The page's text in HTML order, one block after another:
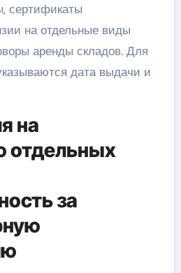
сертификаты
на отдельные виды
аренды складов. Для
дата выдачи и
на
отдельных
за